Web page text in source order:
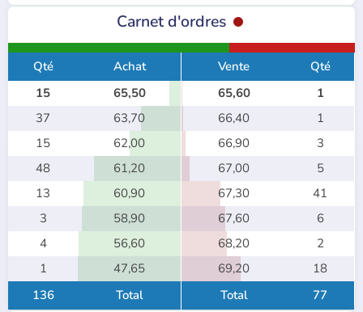
Carnet d'ordres
Qté
Achat
15
65,50
37
63,70
15
62,00
48
61,20
13
60,90
3
58,90
4
56,60
1
47,65
136
Total
Vente
Qté
65,60
1
66,40
1
66,90
3
67,00
5
67,30
41
67,60
6
68,20
2
69,20
18
Total
77